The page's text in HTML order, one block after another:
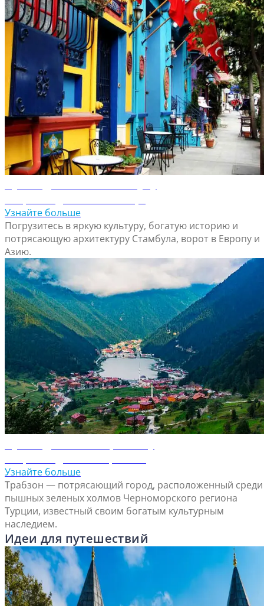
Узнайте больше
Погрузитесь в яркую культуру, богатую историю и
потрясающую архитектуру Стамбула, ворот в Европу и
Азию.
Узнайте больше
Трабзон — потрясающий город, расположенный среди
пышных зеленых холмов Черноморского региона
Турции, известный своим богатым культурным
наследием.
Идеи для путешествий